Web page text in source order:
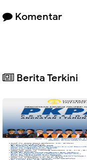
Komentar
Berita Terkini